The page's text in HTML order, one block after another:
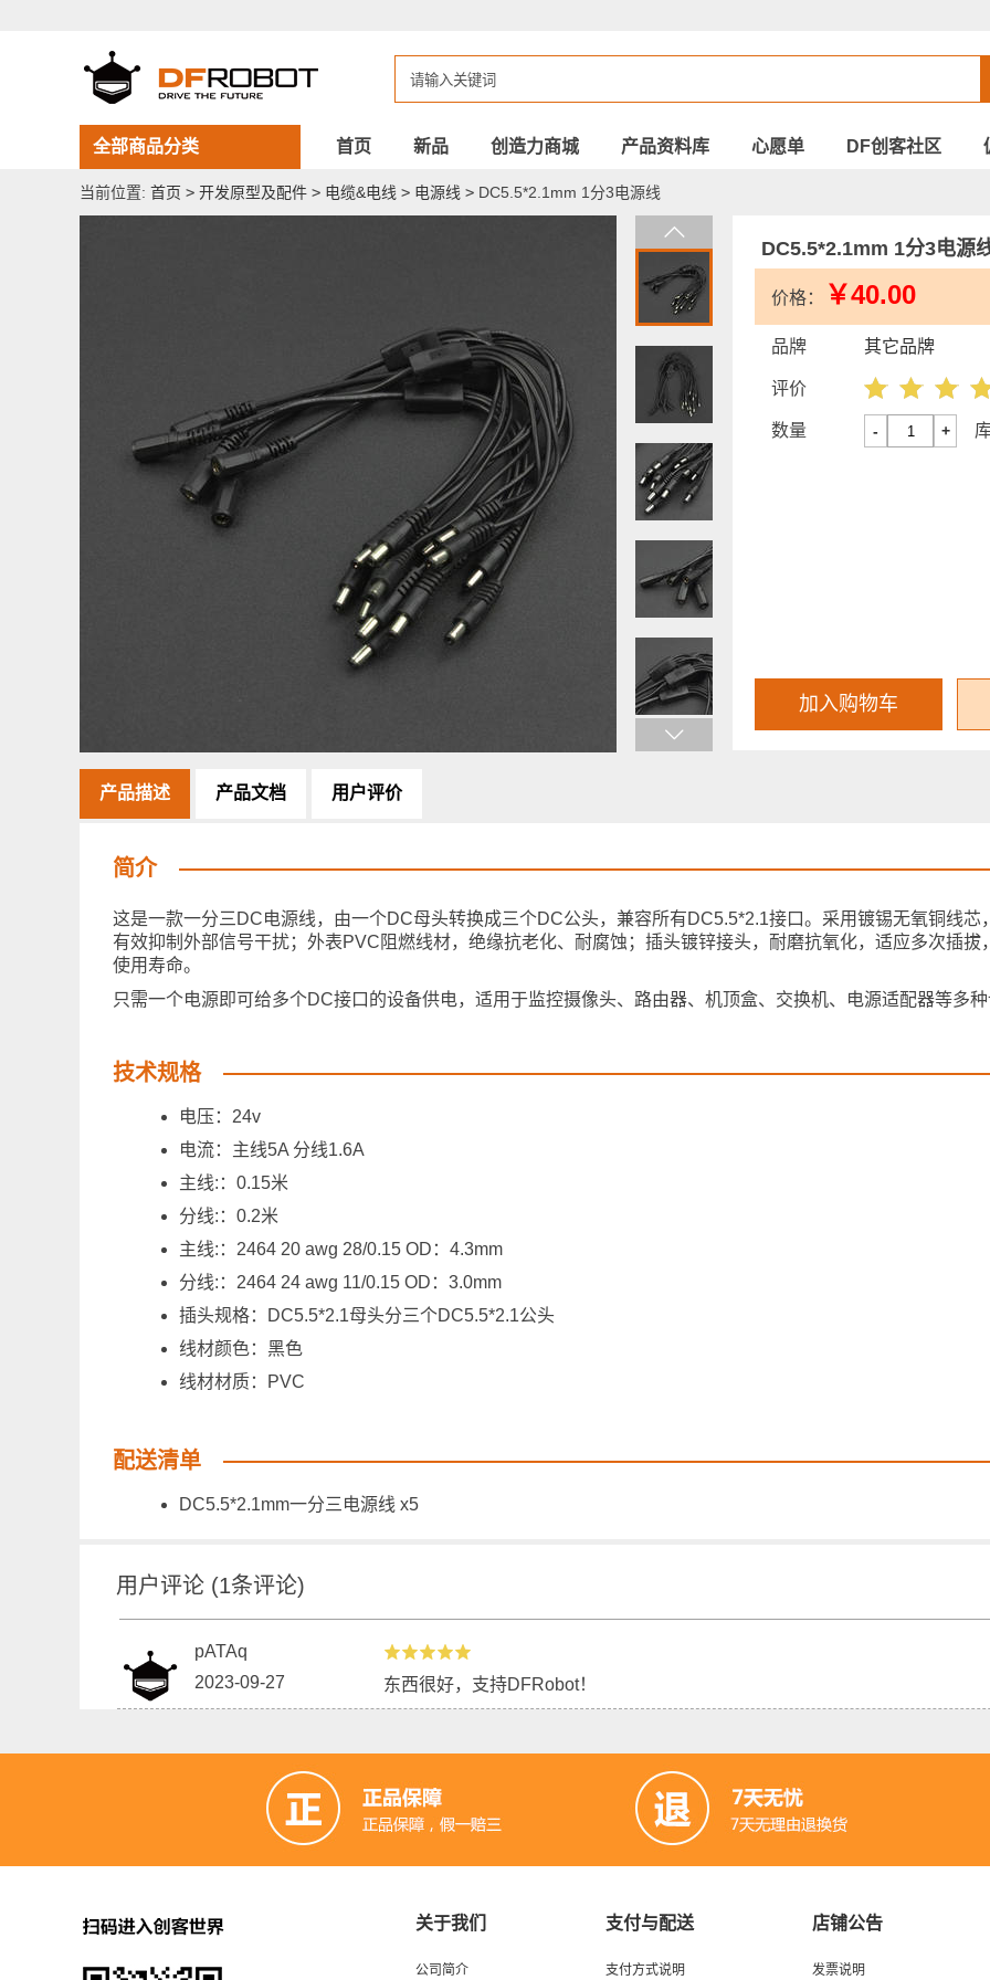
全部商品分类 首页 新品 创造力商城 产品资料库 心愿单 DF创客社区
当前位置: 首页 > 开发原型及配件 > 电缆&电线 > 电源线 > DC5.5*2.1mm 1分3电源线
DC5.5*2.1mm 1分3电源
价格： ￥40.00
品牌 其它品牌
评价
数量 - +
加入购物车
产品描述 产品文档 用户评价
简介
这是一款一分三DC电源线，由一个DC母头转换成三个DC公头，兼容所有DC5.5*2.1接口。采用镀锡无氧铜线芯
有效抑制外部信号干扰；外表PVC阻燃线材，绝缘抗老化、耐腐蚀；插头镀锌接头，耐磨抗氧化，适应多次插拔
使用寿命。
只需一个电源即可给多个DC接口的设备供电，适用于监控摄像头、路由器、机顶盒、交换机、电源适配器等多
技术规格
电压：24v
电流：主线5A 分线1.6A
主线:：0.15米
分线:：0.2米
主线:：2464 20 awg 28/0.15 OD：4.3mm
分线:：2464 24 awg 11/0.15 OD：3.0mm
插头规格：DC5.5*2.1母头分三个DC5.5*2.1公头
线材颜色：黑色
线材材质：PVC
配送清单
DC5.5*2.1mm一分三电源线 x5
用户评论 (1条评论)
pATAq
2023-09-27
东西很好，支持DFRobot！
关于我们
公司简介
支付与配送
支付方式说明
店铺公告
发票说明